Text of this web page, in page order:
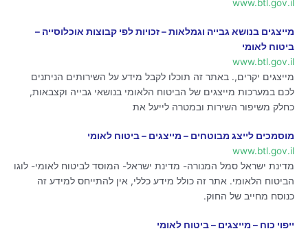
www.btl.gov.il
מייצגים בנושא גבייה וגמלאות – זכויות לפי קבוצות אוכלוסייה –
ביטוח לאומי
www.btl.gov.il
מייצגים יקרים,. באתר זה תוכלו לקבל מידע על השירותים הניתנים
לכם במערכות מייצגים של הביטוח הלאומי בנושאי גבייה וקצבאות,
כחלק משיפור השירות ובמטרה לייעל את
מוסמכים לייצג מבוטחים – מייצגים – ביטוח לאומי
www.btl.gov.il
מדינת ישראל סמל המנורה- מדינת ישראל- המוסד לביטוח לאומי- לוגו
הביטוח הלאומי. אתר זה כולל מידע כללי, אין להתייחס למידע זה
כנוסח מחייב של החוק.
ייפוי כוח – מייצגים – ביטוח לאומי